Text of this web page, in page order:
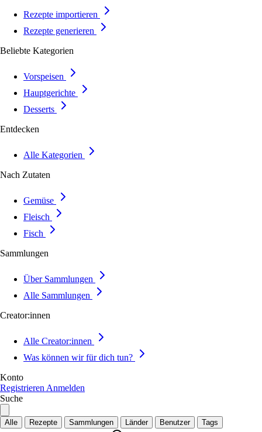
Rezepte importieren
Rezepte generieren
Beliebte Kategorien
Vorspeisen
Hauptgerichte
Desserts
Entdecken
Alle Kategorien
Nach Zutaten
Gemüse
Fleisch
Fisch
Sammlungen
Über Sammlungen
Alle Sammlungen
Creator:innen
Alle Creator:innen
Was können wir für dich tun?
Konto
Registrieren Anmelden
Suche
Alle Rezepte Sammlungen Länder Benutzer Tags